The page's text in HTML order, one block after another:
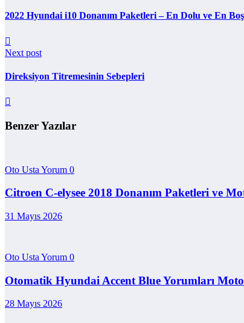
2022 Hyundai i10 Donanım Paketleri – En Dolu ve En
Next post
Direksiyon Titremesinin Sebepleri
Benzer Yazılar
Oto Usta Yorum 0
Citroen C-elysee 2018 Donanım Paketleri ve
31 Mayıs 2026
Oto Usta Yorum 0
Otomatik Hyundai Accent Blue Yorumları
28 Mayıs 2026